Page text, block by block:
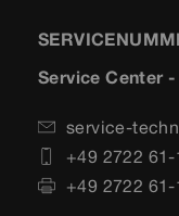
Service Center
service-
+49 2722
+49 2722 61-